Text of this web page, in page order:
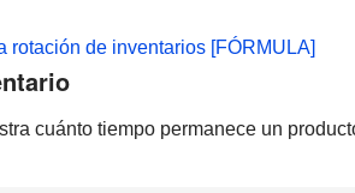
rotación de inventarios [FÓRMULA]
cuánto tiempo permanece un